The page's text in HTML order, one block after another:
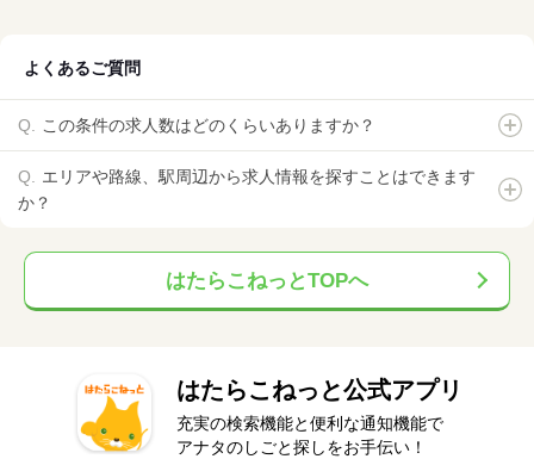
よくあるご質問
この条件の求人数はどのくらいありますか？
エリアや路線、駅周辺から求人情報を探すことはできます
か？
はたらこねっとTOPへ
はたらこねっと公式アプリ
充実の検索機能と便利な通知機能で
アナタのしごと探しをお手伝い！